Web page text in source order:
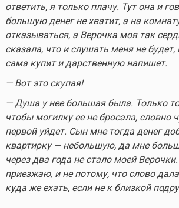
ответить, я только плачу. Тут она и
большую денег не хватит, а на
отказываться, а Верочка моя так
сказала, что и слушать меня не
сама купит и дарственную напишет.
— Вот это скупая!
— Душа у нее большая была. Только
чтобы могилку ее не бросала, словно
первой уйдет. Сын мне тогда денег
квартирку — небольшую, да мне
через два года не стало моей
приезжаю, и не потому, что слово
куда же ехать, если не к близкой